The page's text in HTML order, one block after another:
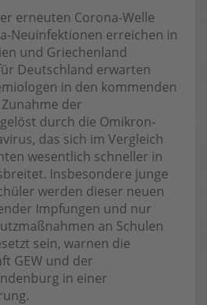
erneuten Corona-Welle
Neuinfektionen erreichen in
und Griechenland
Deutschland erwarten
in den kommenden
der
durch die Omikron-
das sich im Vergleich
wesentlich schneller in
Insbesondere junge
werden dieser neuen
Impfungen und nur
an Schulen
sein, warnen die
GEW und der
in einer